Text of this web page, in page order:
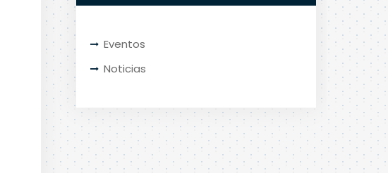
Eventos
Noticias